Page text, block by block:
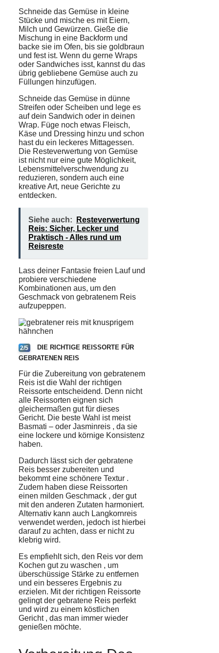
Schneide das Gemüse in kleine
Stücke und mische es mit Eiern,
Milch und Gewürzen. Gieße die
Mischung in eine Backform und
backe sie im Ofen, bis sie goldbraun
und fest ist. Wenn du gerne Wraps
oder Sandwiches isst, kannst du das
übrig gebliebene Gemüse auch zu
Füllungen hinzufügen.
Schneide das Gemüse in dünne
Streifen oder Scheiben und lege es
auf dein Sandwich oder in deinen
Wrap. Füge noch etwas Fleisch,
Käse und Dressing hinzu und schon
hast du ein leckeres Mittagessen.
Die Resteverwertung von Gemüse
ist nicht nur eine gute Möglichkeit,
Lebensmittelverschwendung zu
reduzieren, sondern auch eine
kreative Art, neue Gerichte zu
entdecken.
Siehe auch:
Resteverwertung
Reis: Sicher, Lecker und
Praktisch - Alles rund um
Reisreste
Lass deiner Fantasie freien Lauf und
probiere verschiedene
Kombinationen aus, um den
Geschmack von gebratenem Reis
aufzupeppen.
2/5
DIE RICHTIGE REISSORTE FÜR
GEBRATENEN REIS
Für die Zubereitung von gebratenem
Reis ist die Wahl der richtigen
Reissorte entscheidend. Denn nicht
alle Reissorten eignen sich
gleichermaßen gut für dieses
Gericht. Die beste Wahl ist meist
Basmati – oder Jasminreis , da sie
eine lockere und körnige Konsistenz
haben.
Dadurch lässt sich der gebratene
Reis besser zubereiten und
bekommt eine schönere Textur .
Zudem haben diese Reissorten
einen milden Geschmack , der gut
mit den anderen Zutaten harmoniert.
Alternativ kann auch Langkornreis
verwendet werden, jedoch ist hierbei
darauf zu achten, dass er nicht zu
klebrig wird.
Es empfiehlt sich, den Reis vor dem
Kochen gut zu waschen , um
überschüssige Stärke zu entfernen
und ein besseres Ergebnis zu
erzielen. Mit der richtigen Reissorte
gelingt der gebratene Reis perfekt
und wird zu einem köstlichen
Gericht , das man immer wieder
genießen möchte.